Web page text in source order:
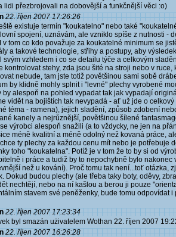
lidi přezbrojovali na dobovější a funkčnější věci :o)
22. říjen 2007 17:26:26
existuje termín "koukatelno" nebo také
spojení, uznávám, ale vzniklo spíše z nutnosti -
v tom co kdo považuje za koukatelné minimum se
a takové technologie, střihy a postupy, aby
svým vzhledem i co se detailu týče a celkovým
kontrolovat stehy, zda jsou šité na stroji nebo v
nebude, tam jste totiž povětšinou sami sobě
by klidně mohly splnit i "levné" plechy vyrobené
by alespoň na pohled vypadat tak jak vypadají
vidět na bojištích tak nevypadá - ať už jde o
téma - ramena), jejich sladění, způsob zdobení
kanely a nejrůznější, povětšinou šílené
výrobci alespoň snažili (a to vždycky, ne jen na
méně kvalitní a méně odolný než kovaná práce,
ty plechy za každou cenu mít nebo je potřebuje
toho "koukatelna". Potíž je v tom že to by si od
i práce a tudiž by to nepochybně bylo
než u kování). Proč tomu tak není...toť otázka,
Dokud budou plechy (ale třeba taky boty, oděvy,
nechtějí, nebo na ní kašlou a berou ji pouze
stavem své peněženky, bude tomu odpovídat
22. říjen 2007 17:23:34
byl smazán użivatelem Wothan 22. říjen 2007
22. říjen 2007 16:26:28